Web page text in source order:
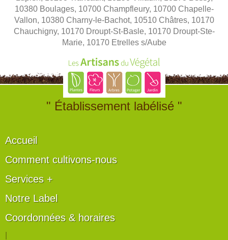
10380 Boulages, 10700 Champfleury, 10700 Chapelle-
Vallon, 10380 Charny-le-Bachot, 10510 Châtres, 10170
Chauchigny, 10170 Droupt-St-Basle, 10170 Droupt-Ste-
Marie, 10170 Etrelles s/Aube
" Établissement labélisé "
Accueil
Comment cultivons-nous
Services +
Notre Label
Coordonnées & horaires